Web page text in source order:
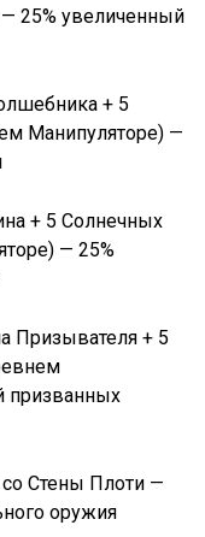
25% увеличенный
+ 5
Манипуляторе) —
+ 5 Солнечных
— 25%
Призывателя + 5
призванных
Стены Плоти —
оружия